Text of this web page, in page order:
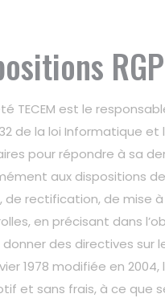
TECEM est le
de la loi Informatique
pour répondre à sa
aux dispositions
de rectification, de mise
en précisant dans
des directives sur
1978 modifiée en
et sans frais, à ce que